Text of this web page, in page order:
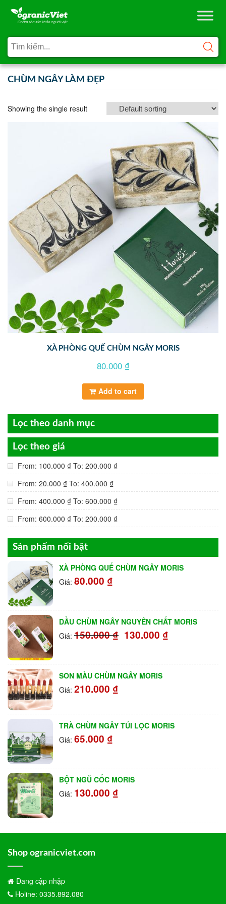
CHÙM NGÂY LÀM ĐẸP
Showing the single result
XÀ PHÒNG QUẾ CHÙM NGÂY MORIS
80.000 ₫
Add to cart
Lọc theo danh mục
Lọc theo giá
From: 100.000 ₫ To: 200.000 ₫
From: 20.000 ₫ To: 400.000 ₫
From: 400.000 ₫ To: 600.000 ₫
From: 600.000 ₫ To: 200.000 ₫
Sản phẩm nổi bật
XÀ PHÒNG QUẾ CHÙM NGÂY MORIS
Giá: 80.000 ₫
DẦU CHÙM NGÂY NGUYÊN CHẤT MORIS
Giá: 150.000₫ 130.000 ₫
SON MÀU CHÙM NGÂY MORIS
Giá: 210.000 ₫
TRÀ CHÙM NGÂY TÚI LỌC MORIS
Giá: 65.000 ₫
BỘT NGŨ CỐC MORIS
Giá: 130.000 ₫
Shop ogranicviet.com
Đang cập nhập
Holine: 0335.892.080